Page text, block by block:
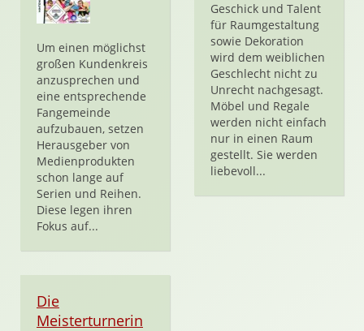
Um einen möglichst
großen Kundenkreis
anzusprechen und
eine entsprechende
Fangemeinde
aufzubauen, setzen
Herausgeber von
Medienprodukten
schon lange auf
Serien und Reihen.
Diese legen ihren
Fokus auf...
Geschick und Talent
für Raumgestaltung
sowie Dekoration
wird dem weiblichen
Geschlecht nicht zu
Unrecht nachgesagt.
Möbel und Regale
werden nicht einfach
nur in einen Raum
gestellt. Sie werden
liebevoll...
Die
Meisterturnerin